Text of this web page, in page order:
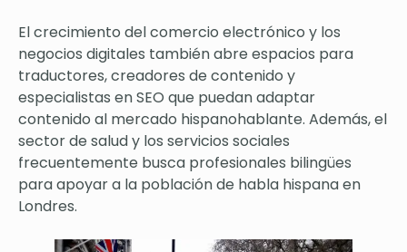
El crecimiento del comercio electrónico y los
negocios digitales también abre espacios para
traductores, creadores de contenido y
especialistas en SEO que puedan adaptar
contenido al mercado hispanohablante. Además, el
sector de salud y los servicios sociales
frecuentemente busca profesionales bilingües
para apoyar a la población de habla hispana en
Londres.